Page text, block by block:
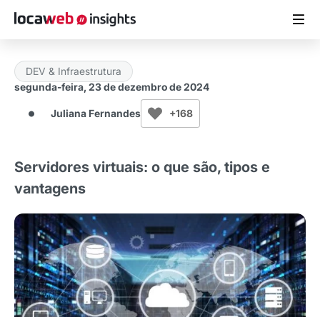
ARTIGOS
MATERIAIS GRATUITOS
ESTUDOS
LOCAWEB.COM.BR
DEV & Infraestrutura
segunda-feira, 23 de dezembro de 2024
Juliana Fernandes +168
Servidores virtuais: o que são, tipos e
vantagens